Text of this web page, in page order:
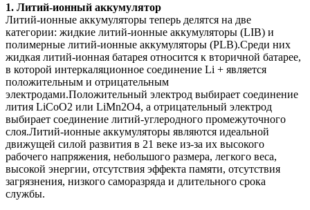
1. Литий-ионный аккумулятор
Литий-ионные аккумуляторы теперь делятся на две
категории: жидкие литий-ионные аккумуляторы (LIB) и
полимерные литий-ионные аккумуляторы (PLB).Среди них
жидкая литий-ионная батарея относится к вторичной батарее,
в которой интеркаляционное соединение Li + является
положительным и отрицательным
электродами.Положительный электрод выбирает соединение
лития LiCoO2 или LiMn2O4, а отрицательный электрод
выбирает соединение литий-углеродного промежуточного
слоя.Литий-ионные аккумуляторы являются идеальной
движущей силой развития в 21 веке из-за их высокого
рабочего напряжения, небольшого размера, легкого веса,
высокой энергии, отсутствия эффекта памяти, отсутствия
загрязнения, низкого саморазряда и длительного срока
службы.